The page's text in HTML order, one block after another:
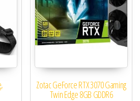
Zotac GeForce RTX 3070 Gaming
Twin Edge 8GB GDDR6